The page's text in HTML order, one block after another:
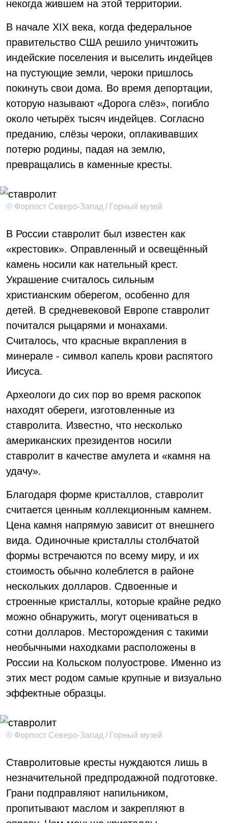
некогда жившем на этой территории.
В начале XIX века, когда федеральное
правительство США решило уничтожить
индейские поселения и выселить индейцев
на пустующие земли, чероки пришлось
покинуть свои дома. Во время депортации,
которую называют «Дорога слёз», погибло
около четырёх тысяч индейцев. Согласно
преданию, слёзы чероки, оплакивавших
потерю родины, падая на землю,
превращались в каменные кресты.
© Форпост Северо-Запад / Горный музей
В России ставролит был известен как
«крестовик». Оправленный и освещённый
камень носили как нательный крест.
Украшение считалось сильным
христианским оберегом, особенно для
детей. В средневековой Европе ставролит
почитался рыцарями и монахами.
Считалось, что красные вкрапления в
минерале - символ капель крови распятого
Иисуса.
Археологи до сих пор во время раскопок
находят обереги, изготовленные из
ставролита. Известно, что несколько
американских президентов носили
ставролит в качестве амулета и «камня на
удачу».
Благодаря форме кристаллов, ставролит
считается ценным коллекционным камнем.
Цена камня напрямую зависит от внешнего
вида. Одиночные кристаллы столбчатой
формы встречаются по всему миру, и их
стоимость обычно колеблется в районе
нескольких долларов. Сдвоенные и
строенные кристаллы, которые крайне редко
можно обнаружить, могут оцениваться в
сотни долларов. Месторождения с такими
необычными находками расположены в
России на Кольском полуострове. Именно из
этих мест родом самые крупные и визуально
эффектные образцы.
© Форпост Северо-Запад / Горный музей
Ставролитовые кресты нуждаются лишь в
незначительной предпродажной подготовке.
Грани подправляют напильником,
пропитывают маслом и закрепляют в